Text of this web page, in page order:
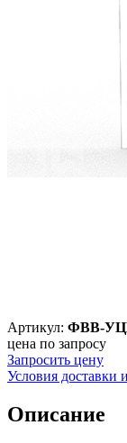
Артикул: ФВВ-
цена по запросу
Запросить цену
Условия доставки
Описание